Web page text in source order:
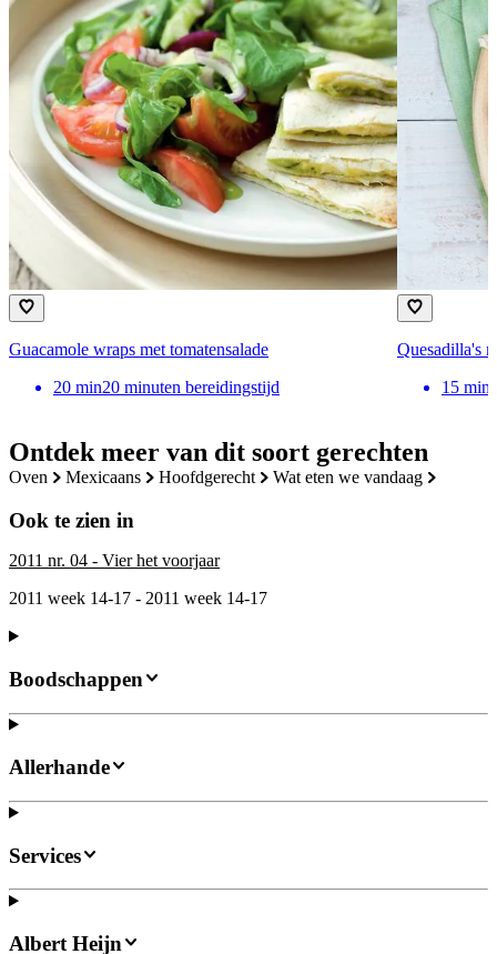
Ontdek meer van dit soort gerechten
oven mexicaans hoofdgerecht wat eten we vandaag
Ook te zien in
2011 nr. 04 - Vier het voorjaar
2011 week 14-17 - 2011 week 14-17
Guacamole wraps met tomatensalade
20 min20 minuten bereidingstijd
Quesadilla's
15 min
Boodschappen
Allerhande
Services
Albert Heijn